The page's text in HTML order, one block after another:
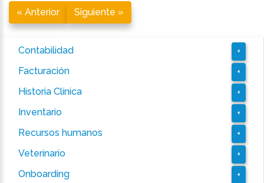
« Anterior Siguiente »
Contabilidad +
Facturación +
Historia Clínica +
Inventario +
Recursos humanos +
Veterinario +
Onboarding +